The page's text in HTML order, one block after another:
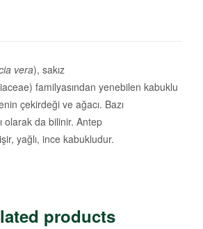
vera), sakız
familyasından yenebilen kabuklu
çekirdeği ve ağacı. Bazı
olarak da bilinir. Antep
yağlı, ince kabukludur.
products